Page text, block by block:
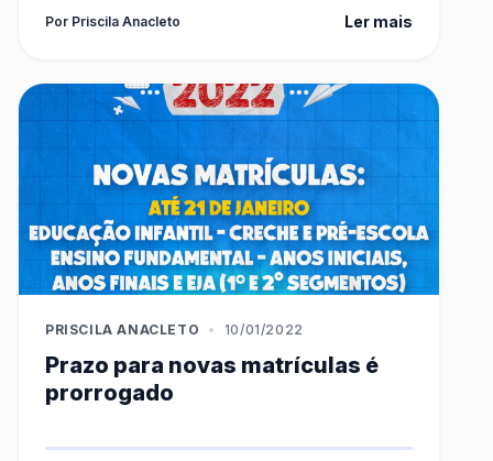
Por Priscila Anacleto Ler mais
PRISCILA ANACLETO • 10/01/2022
Prazo para novas matrículas é
prorrogado